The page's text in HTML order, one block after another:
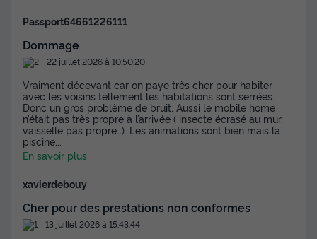
BUNGALOW 8 personnes - Mobil-home |
Comfort | 3 Ch. | 6/8 Pers. | Terrasse
surélevée | TV
Annulation gratuite
Surface
28m²
Adultes
6
Enfants
2
Chambres
3
Salle de bain
1
Animaux autorisés *
Salon de jardin
+ 2
Passport64661226111
Dommage
22 juillet 2026 à 10:50:20
Vraiment décevant car on paye très cher pour habiter
avec les voisins tellement les habitations sont serrées.
Donc un gros problème de bruit. Aussi le mobile home
n’était pas très propre à l’arrivée ( insecte écrasé au mur,
vaisselle pas propre…). Les animations sont bien mais la
piscine
En savoir plus
xavierdebouy
Cher pour des prestations non conformes
13 juillet 2026 à 15:43:44